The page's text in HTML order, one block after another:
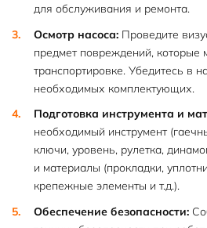
для обслуживания и ремонта.
Осмотр насоса: Проведите
предмет повреждений, которые
транспортировке. Убедитесь в
необходимых комплектующих.
Подготовка инструмента и
необходимый инструмент
ключи, уровень, рулетка,
и материалы (прокладки,
крепежные элементы и т.д.).
Обеспечение безопасности: